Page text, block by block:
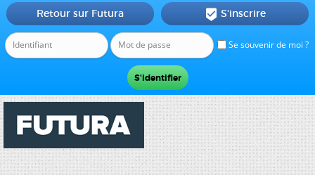
Se souvenir de moi ?
Retour sur Futura  S'inscrire